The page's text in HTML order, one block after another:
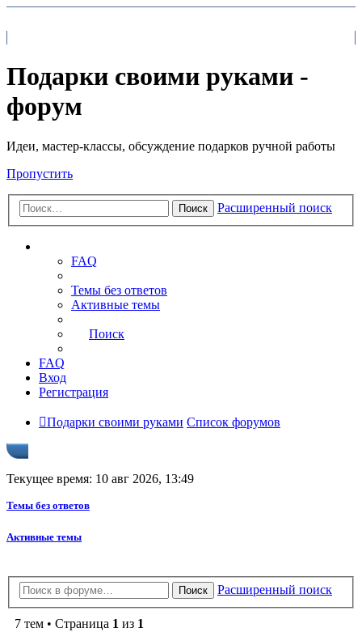
Подарки своими руками -
форум
Идеи, мастер-классы, обсуждение подарков ручной работы
Пропустить
Поиск Расширенный поиск
FAQ
Темы без ответов
Активные темы
Поиск
FAQ
Вход
Регистрация
Подарки своими руками Список форумов
Текущее время: 10 авг 2026, 13:49
Темы без ответов
Активные темы
Поиск Расширенный поиск
7 тем • Страница 1 из 1